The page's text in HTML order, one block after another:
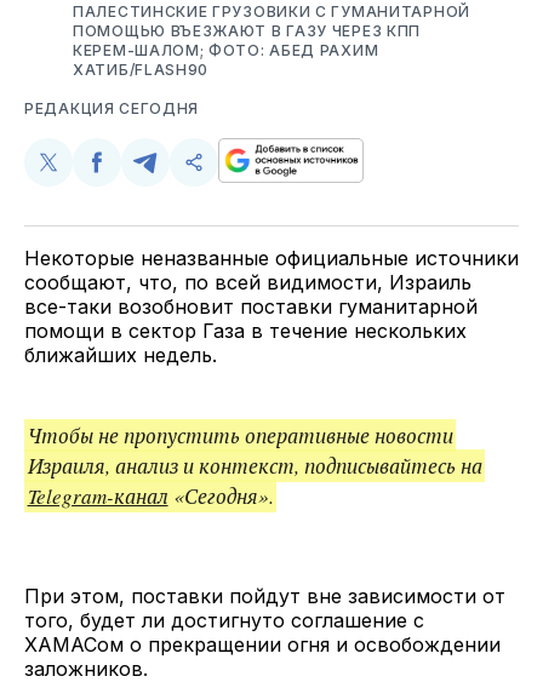
ПАЛЕСТИНСКИЕ ГРУЗОВИКИ С ГУМАНИТАРНОЙ
ПОМОЩЬЮ ВЪЕЗЖАЮТ В ГАЗУ ЧЕРЕЗ КПП
КЕРЕМ-ШАЛОМ; ФОТО: АБЕД РАХИМ
ХАТИБ/FLASH90
РЕДАКЦИЯ СЕГОДНЯ
Поделиться
Twitter
Поделиться
Facebook
Поделиться
Telegram
Скопируйте
поделитесь
Некоторые неназванные официальные источники
сообщают, что, по всей видимости, Израиль
все-таки возобновит поставки гуманитарной
помощи в сектор Газа в течение нескольких
ближайших недель.
Чтобы не пропустить оперативные новости
Израиля, анализ и контекст, подписывайтесь на
Telegram-канал «Сегодня».
При этом, поставки пойдут вне зависимости от
того, будет ли достигнуто соглашение с
ХАМАСом о прекращении огня и освобождении
заложников.